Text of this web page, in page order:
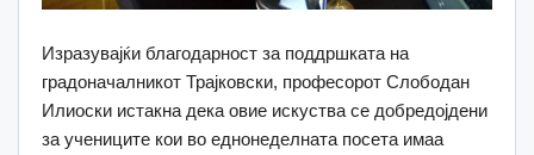
Изразувајќи благодарност за поддршката на
градоначалникот Трајковски, професорот Слободан
Илиоски истакна дека овие искуства се добредојдени
за учениците кои во еднонеделната посета имаа